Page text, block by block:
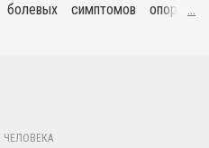
протекания. Псориатический
болевых симптомов опорно-
только у людей преклонного
...